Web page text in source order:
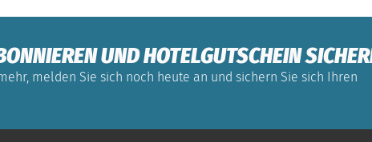
UND HOTELGUTSCHEIN
melden Sie sich noch heute an und sichern Sie sich Ihren